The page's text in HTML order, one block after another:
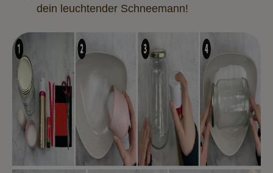
dein leuchtender Schneemann!